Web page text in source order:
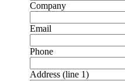
Company
Email
Phone
Address (line 1)